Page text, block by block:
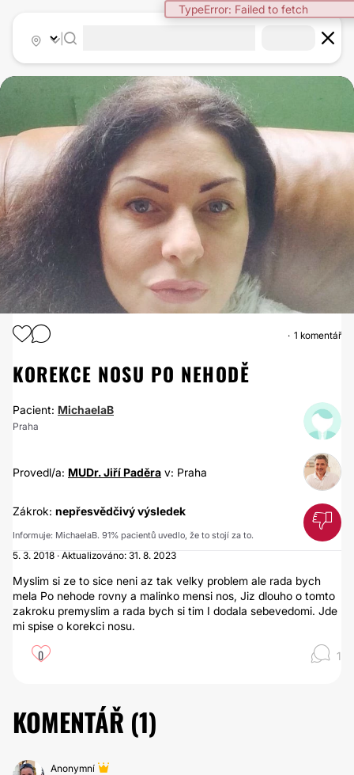
TypeError: Failed to fetch
RHINOPLASTIKA
1 komentář
KOREKCE NOSU PO NEHODĚ
Pacient: MichaelaB
Praha
Provedl/a: MUDr. Jiří Paděra v: Praha
Zákrok: nepřesvědčivý výsledek
Informuje: MichaelaB. 91% pacientů uvedlo, že to stojí za to.
5. 3. 2018 · Aktualizováno: 31. 8. 2023
Myslim si ze to sice neni az tak velky problem ale rada bych
mela Po nehode rovny a malinko mensi nos, Jiz dlouho o tomto
zakroku premyslim a rada bych si tim I dodala sebevedomi. Jde
mi spise o korekci nosu.
0 1
KOMENTÁŘ (1)
Anonymní